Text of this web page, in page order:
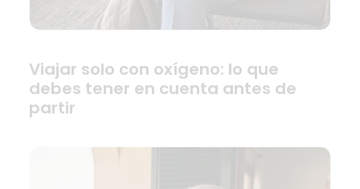
Viajar solo con oxígeno: lo que
debes tener en cuenta antes de
partir